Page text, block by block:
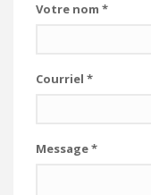
Votre nom *
Courriel *
Message*